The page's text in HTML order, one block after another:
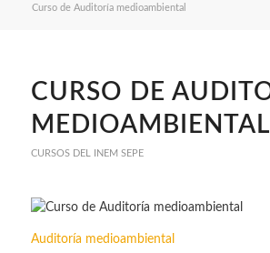
Curso de Auditoría medioambiental
CURSO DE
MEDIOAMBIENTAL
CURSOS DEL INEM SEPE
Auditoría medioambiental